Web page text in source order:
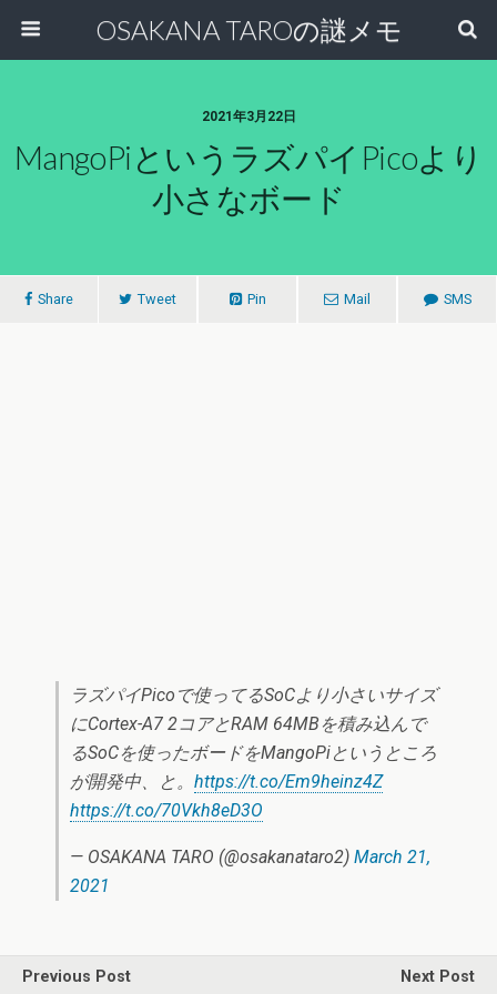
OSAKANA TAROの謎メモ
2021年3月22日
MangoPiというラズパイPicoより
小さなボード
Share Tweet Pin Mail SMS
ラズパイPicoで使ってるSoCより小さいサイズ
にCortex-A7 2コアとRAM 64MBを積み込んで
るSoCを使ったボードをMangoPiというところ
が開発中、と。 https://t.co/Em9heinz4Z
https://t.co/70Vkh8eD3O
— OSAKANA TARO (@osakanataro2) March 21,
2021
Previous Post Next Post